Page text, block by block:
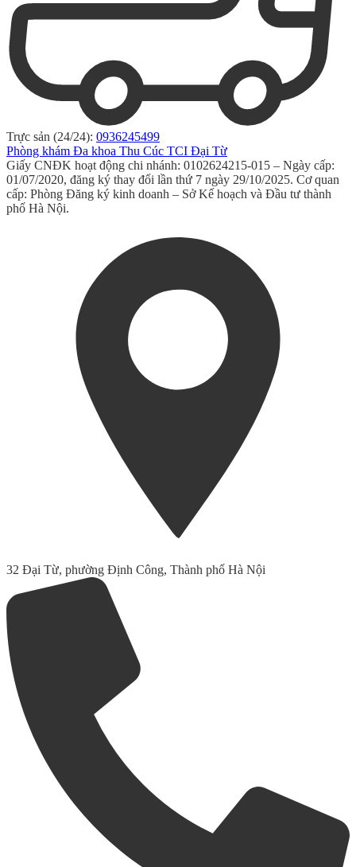
Trực sản (24/24): 0936245499
Phòng khám Đa khoa Thu Cúc TCI Đại Từ
Giấy CNĐK hoạt động chi nhánh: 0102624215-015 – Ngày cấp:
01/07/2020, đăng ký thay đổi lần thứ 7 ngày 29/10/2025. Cơ quan
cấp: Phòng Đăng ký kinh doanh – Sở Kế hoạch và Đầu tư thành
phố Hà Nội.
32 Đại Từ, phường Định Công, Thành phố Hà Nội